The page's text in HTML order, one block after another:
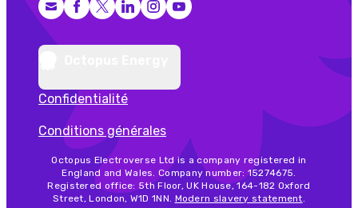
Facebook
X (Twitter)
LinkedInInstagram
YouTube
Confidentialité
Conditions générales
Octopus Electroverse Ltd is a company registered in
England and Wales. Company number: 15274675.
Registered office: 5th Floor, UK House, 164-182 Oxford
Street, London, W1D 1NN. Modern slavery statement.